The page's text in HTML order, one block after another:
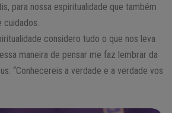
para nossa espiritualidade que também
considero tudo o que nos leva
maneira de pensar me faz lembrar da
“Conhecereis a verdade e a verdade vos